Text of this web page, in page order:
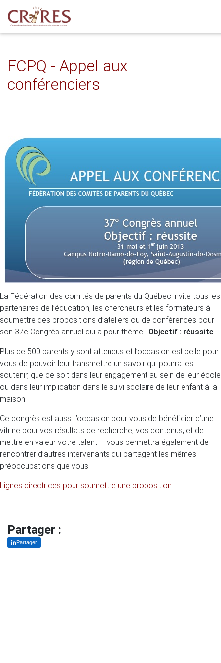
FCPQ - Appel aux
conférenciers
La Fédération des comités de parents du Québec invite tous les
partenaires de l’éducation, les chercheurs et les formateurs à
soumettre des propositions d’ateliers ou de conférences pour
son 37e Congrès annuel qui a pour thème : Objectif : réussite.
Plus de 500 parents y sont attendus et l’occasion est belle pour
vous de pouvoir leur transmettre un savoir qui pourra les
soutenir, que ce soit dans leur engagement au sein de leur école
ou dans leur implication dans le suivi scolaire de leur enfant à la
maison.
Ce congrès est aussi l’occasion pour vous de bénéficier d’une
vitrine pour vos résultats de recherche, vos contenus, et de
mettre en valeur votre talent. Il vous permettra également de
rencontrer d’autres intervenants qui partagent les mêmes
préoccupations que vous.
Lignes directrices pour soumettre une proposition
Partager :
Partager